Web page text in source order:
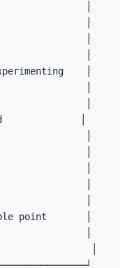
│
│
│
│
│
│
│
│
point       │
│